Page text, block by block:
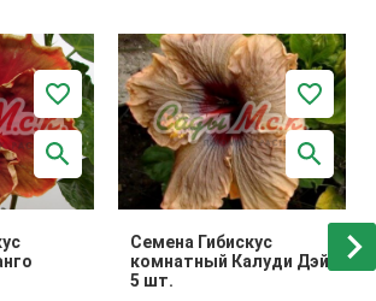
Семена Гибискус
комнатный Калуди Дэй
5 шт.